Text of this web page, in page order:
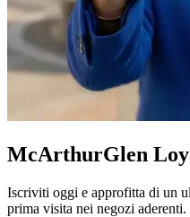
McArthurGlen
Iscriviti oggi e approfitta di un
prima visita nei negozi aderenti.